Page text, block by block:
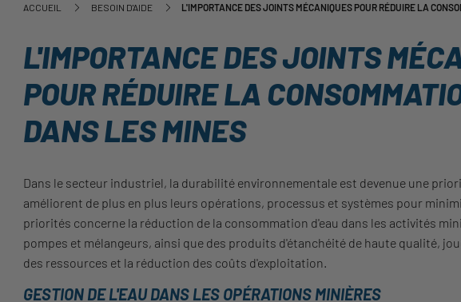
ACCUEIL BESOIN D'AIDE L'IMPORTANCE DES JOINTS MÉCANIQUES POUR RÉDUIRE LA
L'IMPORTANCE DES JOINTS
POUR RÉDUIRE LA
DANS LES MINES
Dans le secteur industriel, la durabilité environnementale est devenue une
améliorent de plus en plus leurs opérations, processus et systèmes pour
priorités concerne la réduction de la consommation d'eau dans les activités
pompes et mélangeurs, ainsi que des produits d'étanchéité de haute qualité,
des ressources et la réduction des coûts d'exploitation.
GESTION DE L'EAU DANS LES OPÉRATIONS MINIÈRES